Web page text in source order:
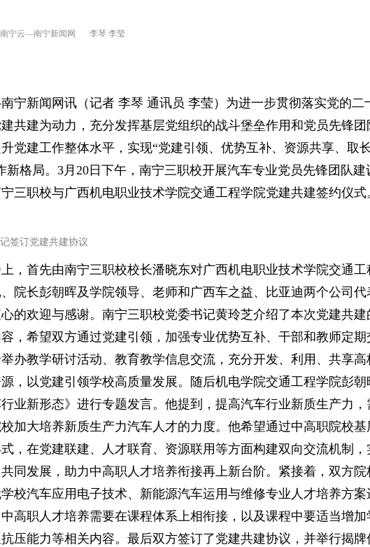
​南宁云—南宁新闻网 李琴 李莹
宁新闻网讯（记者 李琴 通讯员 李莹）为进一步贯彻落实党的二
共建为动力，充分发挥基层党组织的战斗堡垒作用和党员先锋团
党建工作整体水平，实现“党建引领、优势互补、资源共享、取
新格局。3月20日下午，南宁三职校开展汽车专业党员先锋团队建
三职校与广西机电职业技术学院交通工程学院党建共建签约仪式
签订党建共建协议
，首先由南宁三职校校长潘晓东对广西机电职业技术学院交通工
院长彭朝晖及学院领导、老师和广西车之益、比亚迪两个公司代
的欢迎与感谢。南宁三职校党委书记黄玲芝介绍了本次党建共建
，希望双方通过党建引领，加强专业优势互补、干部和教师定期
办教学研讨活动、教育教学信息交流，充分开发、利用、共享高
，以党建引领学校高质量发展。随后机电学院交通工程学院彭朝
业新形态》进行专题发言。他提到，提高汽车行业新质生产力，
加大培养新质生产力汽车人才的力度。他希望通过中高职院校基
，在党建联建、人才联育、资源联用等方面构建双向交流机制，
同发展，助力中高职人才培养衔接再上新台阶。紧接着，双方院
校汽车应用电子技术、新能源汽车运用与维修专业人才培养方案
高职人才培养需要在课程体系上相衔接，以及课程中要适当增加
压能力等相关内容。最后双方签订了党建共建协议，并举行揭牌